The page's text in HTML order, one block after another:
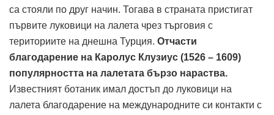
са стояли по друг начин. Тогава в страната пристигат
първите луковици на лалета чрез търговия с
териториите на днешна Турция. Отчасти
благодарение на Каролус Клузиус (1526 – 1609)
популярността на лалетата бързо нараства.
Известният ботаник имал достъп до луковици на
лалета благодарение на международните си контакти с